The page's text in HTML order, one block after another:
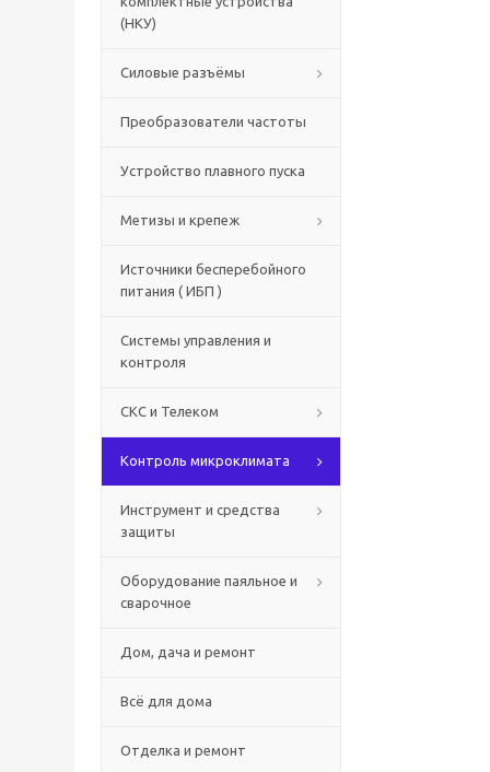
(НКУ)
Силовые разъёмы
Преобразователи частоты
Устройство плавного пуска
Метизы и крепеж
Источники бесперебойного
питания ( ИБП )
Системы управления и
контроля
СКС и Телеком
Контроль микроклимата
Инструмент и средства
защиты
Оборудование паяльное и
сварочное
Дом, дача и ремонт
Всё для дома
Отделка и ремонт